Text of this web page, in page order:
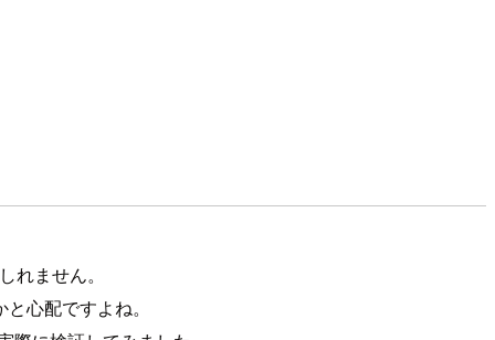
ません。
心配ですよね。